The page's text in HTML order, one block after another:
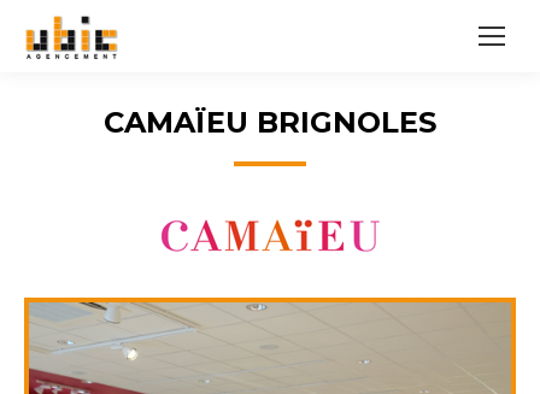
CAMAÏEU BRIGNOLES